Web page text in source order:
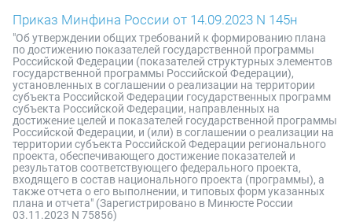
Приказ Минфина России от 14.09.2023 N 145н
"Об утверждении общих требований к формированию плана
по достижению показателей государственной программы
Российской Федерации (показателей структурных элементов
государственной программы Российской Федерации),
установленных в соглашении о реализации на территории
субъекта Российской Федерации государственных программ
субъекта Российской Федерации, направленных на
достижение целей и показателей государственной программы
Российской Федерации, и (или) в соглашении о реализации на
территории субъекта Российской Федерации регионального
проекта, обеспечивающего достижение показателей и
результатов соответствующего федерального проекта,
входящего в состав национального проекта (программы), а
также отчета о его выполнении, и типовых форм указанных
плана и отчета" (Зарегистрировано в Минюсте России
03.11.2023 N 75856)